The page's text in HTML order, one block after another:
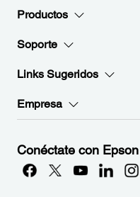
Productos
Soporte
Links Sugeridos
Empresa
Conéctate con Epson